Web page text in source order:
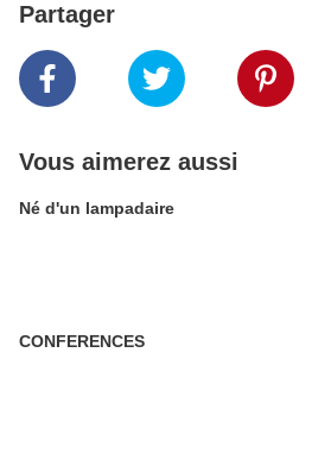
Partager
Vous aimerez aussi
Né d'un lampadaire
CONFERENCES